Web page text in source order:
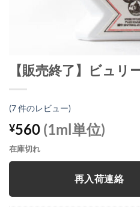
【販売終了】ビュ
(7件のレビュー)
¥560 (1ml単位)
在庫切れ
再入荷連絡